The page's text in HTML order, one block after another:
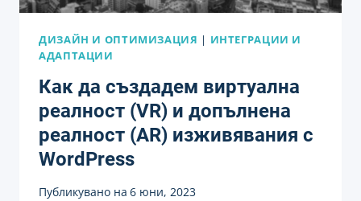
ДИЗАЙН И ОПТИМИЗАЦИЯ
ИНТЕГРАЦИИ И
АДАПТАЦИИ
Как да създадем виртуална
реалност (VR) и допълнена
реалност (AR) изживявания с
WordPress
Публикувано на 6 юни, 2023